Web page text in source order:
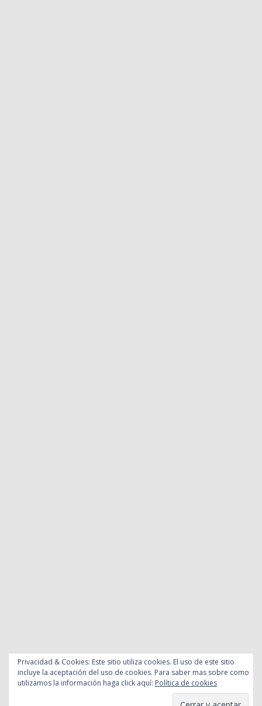
Privacidad & Cookies: Este sitio utiliza cookies. El uso de este sitio
incluye la aceptación del uso de cookies. Para saber mas sobre como
utilizamos la información haga click aquí: Política de cookies